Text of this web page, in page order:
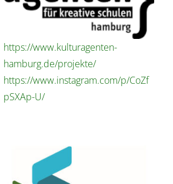
https://www.kulturagenten-
hamburg.de/projekte/
https://www.instagram.com/p/CoZf
pSXAp-U/